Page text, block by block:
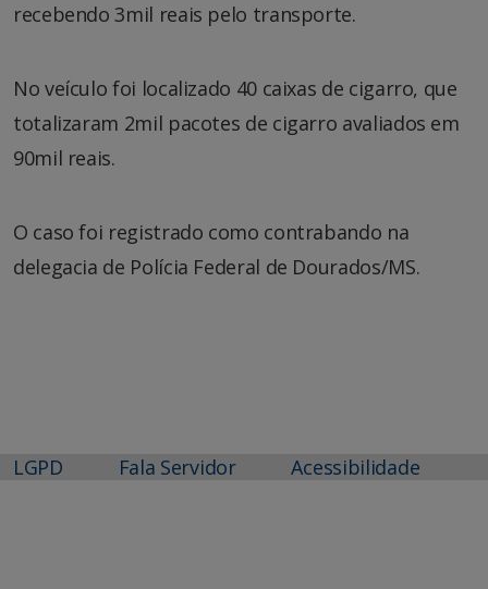
recebendo 3mil reais pelo transporte.
No veículo foi localizado 40 caixas de cigarro, que
totalizaram 2mil pacotes de cigarro avaliados em
90mil reais.
O caso foi registrado como contrabando na
delegacia de Polícia Federal de Dourados/MS.
LGPD Fala Servidor Acessibilidade